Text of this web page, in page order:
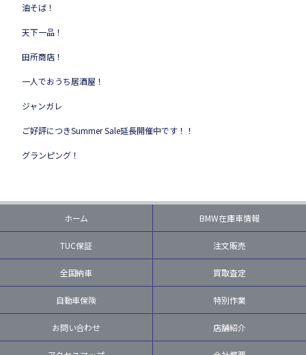
油そば！
天下一品！
田所商店！
一人でおうち居酒屋！
ジャンガレ
ご好評につきSummer Sale延長開催中です！！
グランピング！
ホーム BMW在庫車情報
TUC保証 注文販売
全国納車 買取査定
自動車保険 特別作業
お問い合わせ 店舗紹介